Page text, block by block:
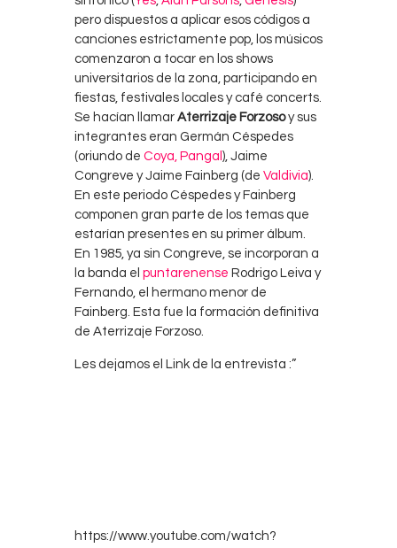
pero dispuestos a aplicar esos códigos a
canciones estrictamente pop, los músicos
comenzaron a tocar en los shows
universitarios de la zona, participando en
fiestas, festivales locales y café concerts.
Se hacían llamar Aterrizaje Forzosoy sus
integrantes eran Germán Céspedes
(oriundo de Coya, Pangal ), Jaime
Congreve y Jaime Fainberg (de Valdivia).
En este periodo Céspedes y Fainberg
componen gran parte de los temas que
estarían presentes en su primer álbum.
En 1985, ya sin Congreve, se incorporan a
la banda el puntarenense Rodrigo Leiva y
Fernando, el hermano menor de
Fainberg. Esta fue la formación definitiva
de Aterrizaje Forzoso.
Les dejamos el Link de la entrevista :”
https://www.youtube.com/watch?